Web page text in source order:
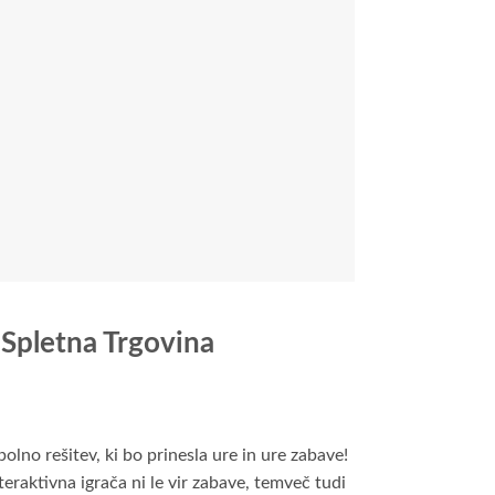
Trgovina
rešitev, ki bo prinesla ure in ure zabave!
igrača ni le vir zabave, temveč tudi